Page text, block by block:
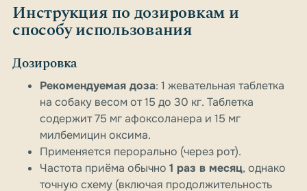
Инструкция по дозировкам и
способу использования
Дозировка
Рекомендуемая доза: 1 жевательная таблетка
на собаку весом от 15 до 30 кг. Таблетка
содержит 75 мг афоксоланера и 15 мг
милбемицин оксима.
Применяется перорально (через рот).
Частота приёма обычно 1 раз в месяц, однако
точную схему (включая продолжительность